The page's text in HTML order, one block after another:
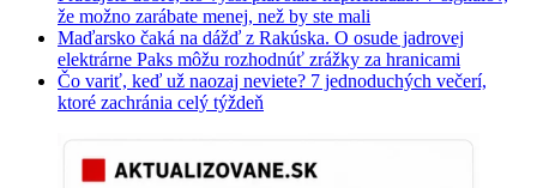
že možno zarábate menej, než by ste mali
Maďarsko čaká na dážď z Rakúska. O osude jadrovej
elektrárne Paks môžu rozhodnúť zrážky za hranicami
Čo variť, keď už naozaj neviete? 7 jednoduchých večerí,
ktoré zachránia celý týždeň